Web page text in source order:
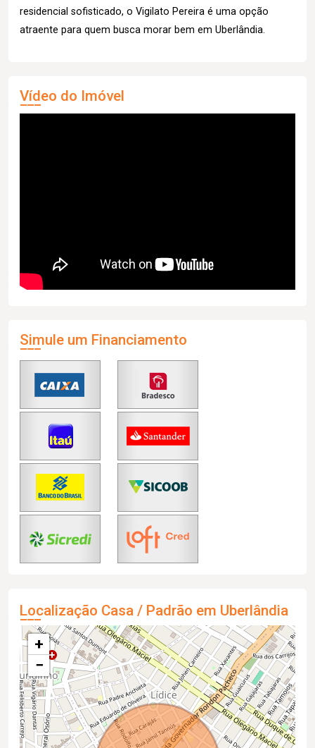
residencial sofisticado, o Vigilato Pereira é uma opção
atraente para quem busca morar bem em Uberlândia.
Vídeo do Imóvel
Simule um Financiamento
Localização Casa / Padrão em Uberlândia
+
−